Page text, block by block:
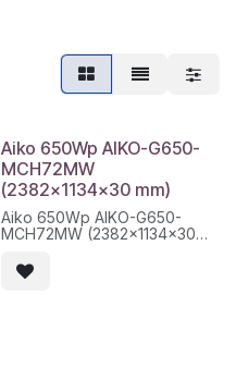
Aiko 650Wp AIKO-G650-
MCH72MW
(2382x1134x30 mm)
Aiko 650Wp AIKO-G650-
MCH72MW (2382x1134x30
Modelo fabricante: AIKO-
G650-MCH72MW